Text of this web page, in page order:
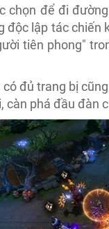
chọn để đi
độc lập tác
tiên phong"
đủ trang bị
càn phá đầu đàn